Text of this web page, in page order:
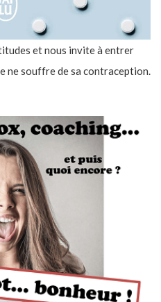
et nous invite à entrer
ne souffre de sa contraception.